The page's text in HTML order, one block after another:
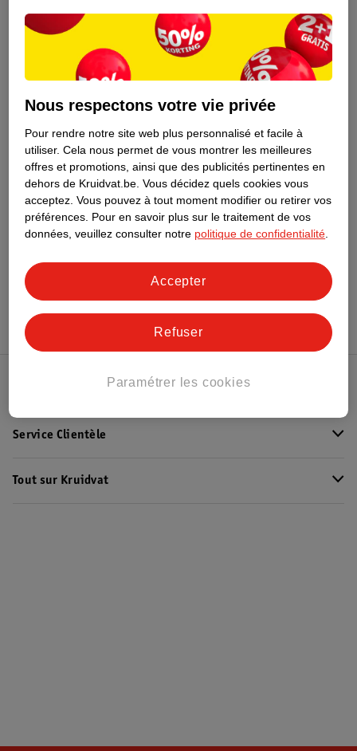
4
Épuisé
Conseil sur la beauté
Service Clientèle
Tout sur Kruidvat
Nous respectons votre vie privée
Pour rendre notre site web plus personnalisé et facile à
utiliser. Cela nous permet de vous montrer les meilleures
offres et promotions, ainsi que des publicités pertinentes en
dehors de Kruidvat.be. Vous décidez quels cookies vous
acceptez. Vous pouvez à tout moment modifier ou retirer vos
préférences. Pour en savoir plus sur le traitement de vos
données, veuillez consulter notre politique de confidentialité
Paramétrer les cookies
Refuser
Accepter